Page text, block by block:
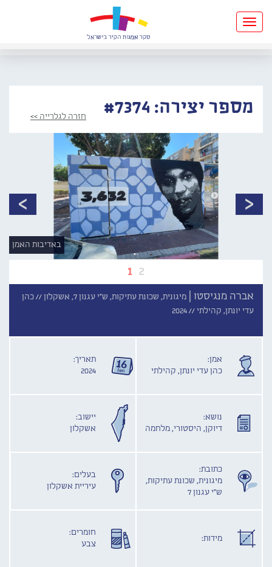
Toggle
navigation
מספר יצירה: #7374 חזרה לגלרייה >>
1 2
באדיבות האמן
אברה מנגיסטו | מיגונית, שכונת עתיקות, ש"י עגנון 7, אשקלון //
כהן
עדי יונתן, קהילתי //2024
אמן:
כהן עדי יונתן, קהילתי
תאריך:
2024
נושא:
דיוקן, היסטורי, מלחמה
יישוב:
אשקלון
כתובת:
מיגונית, שכונת עתיקות,
ש"י עגנון 7
בעלים:
עיריית אשקלון
מידות:
חומרים:
צבע